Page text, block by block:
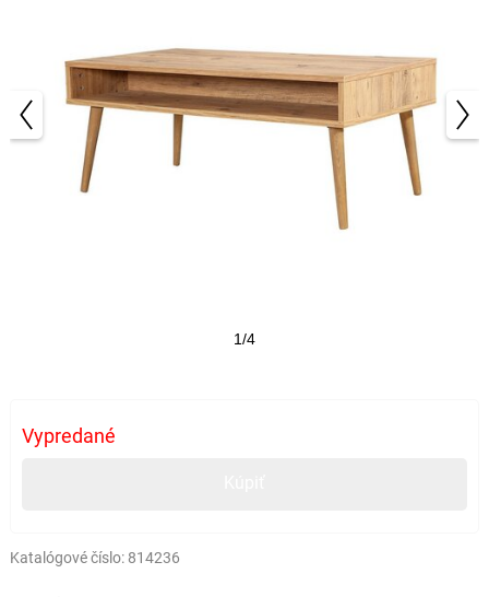
1/4
Vypredané
Katalógové číslo: 814236